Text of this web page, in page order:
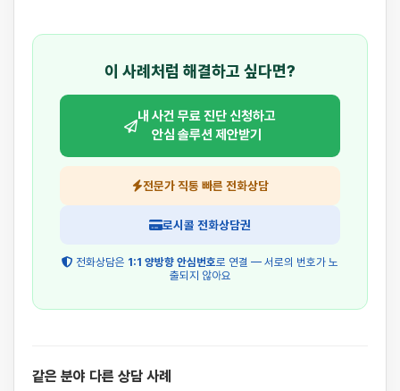
이 사례처럼 해결하고 싶다면?
내 사건 무료 진단 신청하고
안심 솔루션 제안받기
전문가 직통 빠른 전화상담
로시콜 전화상담권
전화상담은 1:1 양방향 안심번호로 연결 — 서로의 번호가 노
출되지 않아요
같은 분야 다른 상담 사례